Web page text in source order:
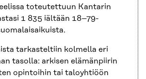
toteutettuun Kantarin
1 835 iältään 18–79-
tarkasteltiin kolmella eri
tasolla: arkisen elämänpiirin
opintoihin tai taloyhtiöön